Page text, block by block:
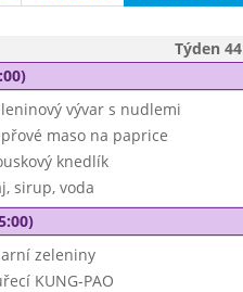
Týden 44
vývar s nudlemi
maso na paprice
knedlík
sirup, voda
zeleniny
KUNG-PAO